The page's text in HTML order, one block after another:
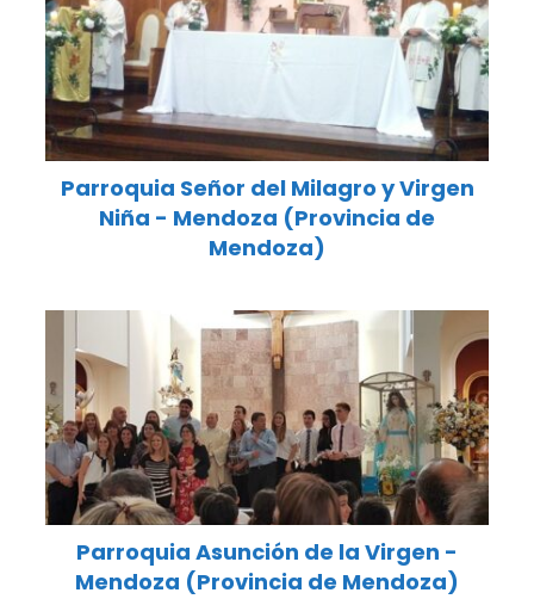
Parroquia Señor del Milagro y Virgen
Niña - Mendoza (Provincia de
Mendoza)
Parroquia Asunción de la Virgen -
Mendoza (Provincia de Mendoza)